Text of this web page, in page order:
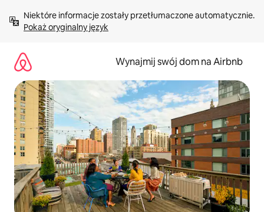
treści Pokaż oryginalny język
Wynajmij swój dom na Airbnb